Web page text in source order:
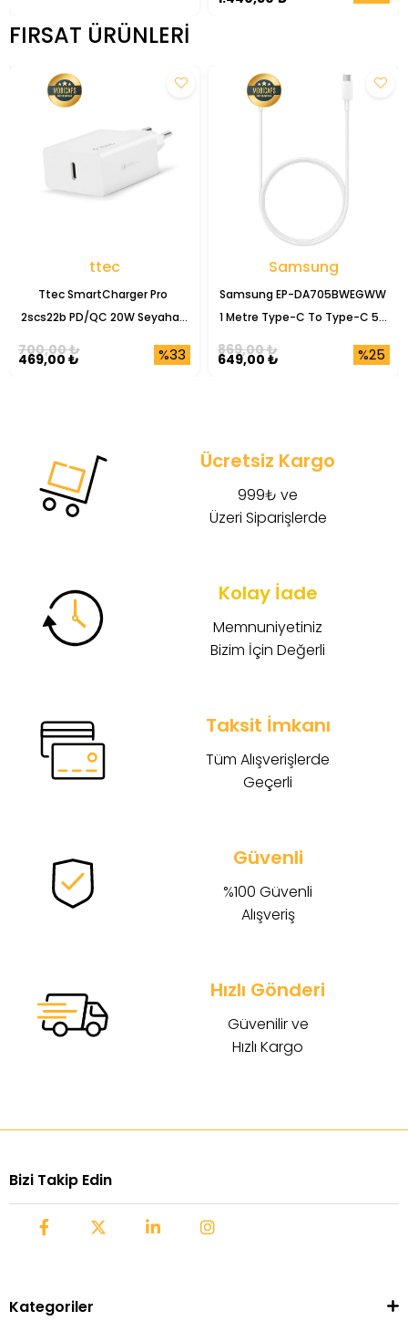
FIRSAT ÜRÜNLERI
ttec
Ttec SmartCharger Pro
2scs22b PD/QC 20W Seyahat
%33
469,00 ₺
700,00 ₺
Samsung
Samsung EP-DA705BWEGWW
1 Metre Type-C To Type-C 5A
%25
649,00 ₺
869,00 ₺
Ücretsiz Kargo
999₺ ve
Üzeri Siparişlerde
Kolay İade
Memnuniyetiniz
Bizim İçin Değerli
Taksit İmkanı
Tüm Alışverişlerde
Geçerli
Güvenli
%100 Güvenli
Alışveriş
Hızlı Gönderi
Güvenilir ve
Hızlı Kargo
Bizi Takip Edin
Kategoriler